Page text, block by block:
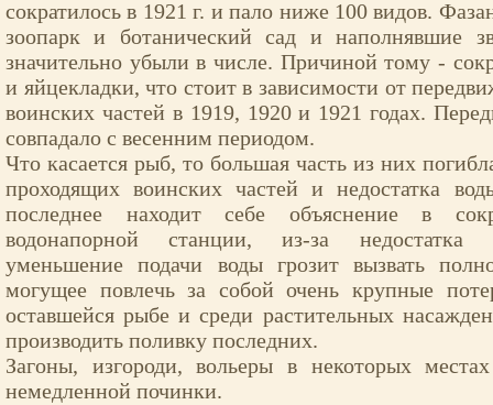
сократилось в 1921 г. и пало ниже 100 видов.
зоопарк и ботанический сад и наполнявшие
значительно убыли в числе. Причиной тому -
и яйцекладки, что стоит в зависимости от
воинских частей в 1919, 1920 и 1921 годах.
совпадало с весенним периодом.
Что касается рыб, то большая часть из них
проходящих воинских частей и недостатка
последнее находит себе объяснение в
водонапорной станции, из-за недостатка
уменьшение подачи воды грозит вызвать
могущее повлечь за собой очень крупные
оставшейся рыбе и среди растительных
производить поливку последних.
Загоны, изгороди, вольеры в некоторых
немедленной починки.